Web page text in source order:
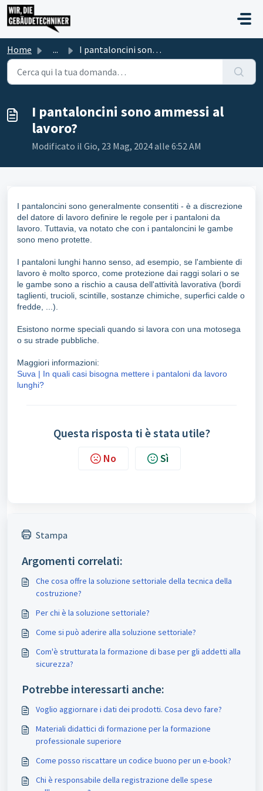
Salta al contenuto principale
Home ... I pantaloncini sono ammessi al lavoro?
I pantaloncini sono ammessi al
lavoro?
Modificato il Gio, 23 Mag, 2024 alle 6:52 AM
I pantaloncini sono generalmente consentiti - è a discrezione
del datore di lavoro definire le regole per i pantaloni da
lavoro. Tuttavia, va notato che con i pantaloncini le gambe
sono meno protette.
I pantaloni lunghi hanno senso, ad esempio, se l'ambiente di
lavoro è molto sporco, come protezione dai raggi solari o se
le gambe sono a rischio a causa dell'attività lavorativa (bordi
taglienti, trucioli, scintille, sostanze chimiche, superfici calde o
fredde, ...).
Esistono norme speciali quando si lavora con una motosega
o su strade pubbliche.
Maggiori informazioni:
Suva | In quali casi bisogna mettere i pantaloni da lavoro
lunghi?
Questa risposta ti è stata utile?
No Sì
Stampa
Argomenti correlati:
Che cosa offre la soluzione settoriale della tecnica della
costruzione?
Per chi è la soluzione settoriale?
Come si può aderire alla soluzione settoriale?
Com'è strutturata la formazione di base per gli addetti alla
sicurezza?
Potrebbe interessarti anche:
Voglio aggiornare i dati dei prodotti. Cosa devo fare?
Materiali didattici di formazione per la formazione
professionale superiore
Come posso riscattare un codice buono per un e-book?
Chi è responsabile della registrazione delle spese